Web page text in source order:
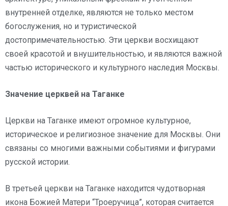
внутренней отделке, являются не только местом
богослужения, но и туристической
достопримечательностью. Эти церкви восхищают
своей красотой и внушительностью, и являются важной
частью исторического и культурного наследия Москвы.
Значение церквей на Таганке
Церкви на Таганке имеют огромное культурное,
историческое и религиозное значение для Москвы. Они
связаны со многими важными событиями и фигурами
русской истории.
В третьей церкви на Таганке находится чудотворная
икона Божией Матери “Троеручица”, которая считается